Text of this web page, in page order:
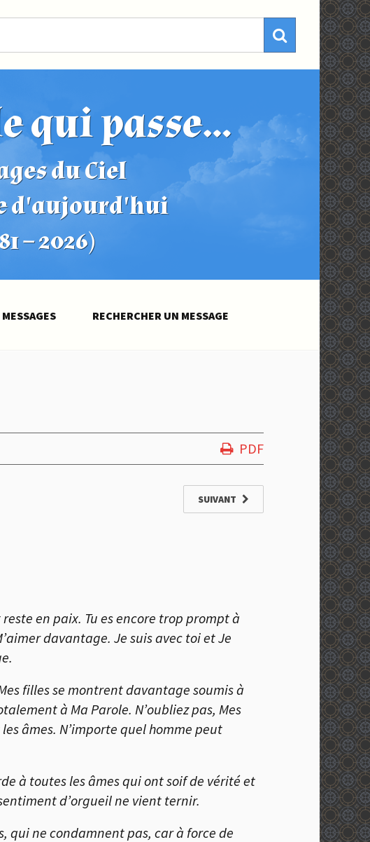
qui passe...
du Ciel
d'aujourd'hui
– 2026)
MESSAGES RECHERCHER UN MESSAGE
PDF
SUIVANT
en paix. Tu es encore trop prompt à
davantage. Je suis avec toi et Je
filles se montrent davantage soumis à
à Ma Parole. N’oubliez pas, Mes
âmes. N’importe quel homme peut
à toutes les âmes qui ont soif de vérité et
d’orgueil ne vient ternir.
qui ne condamnent pas, car à force de